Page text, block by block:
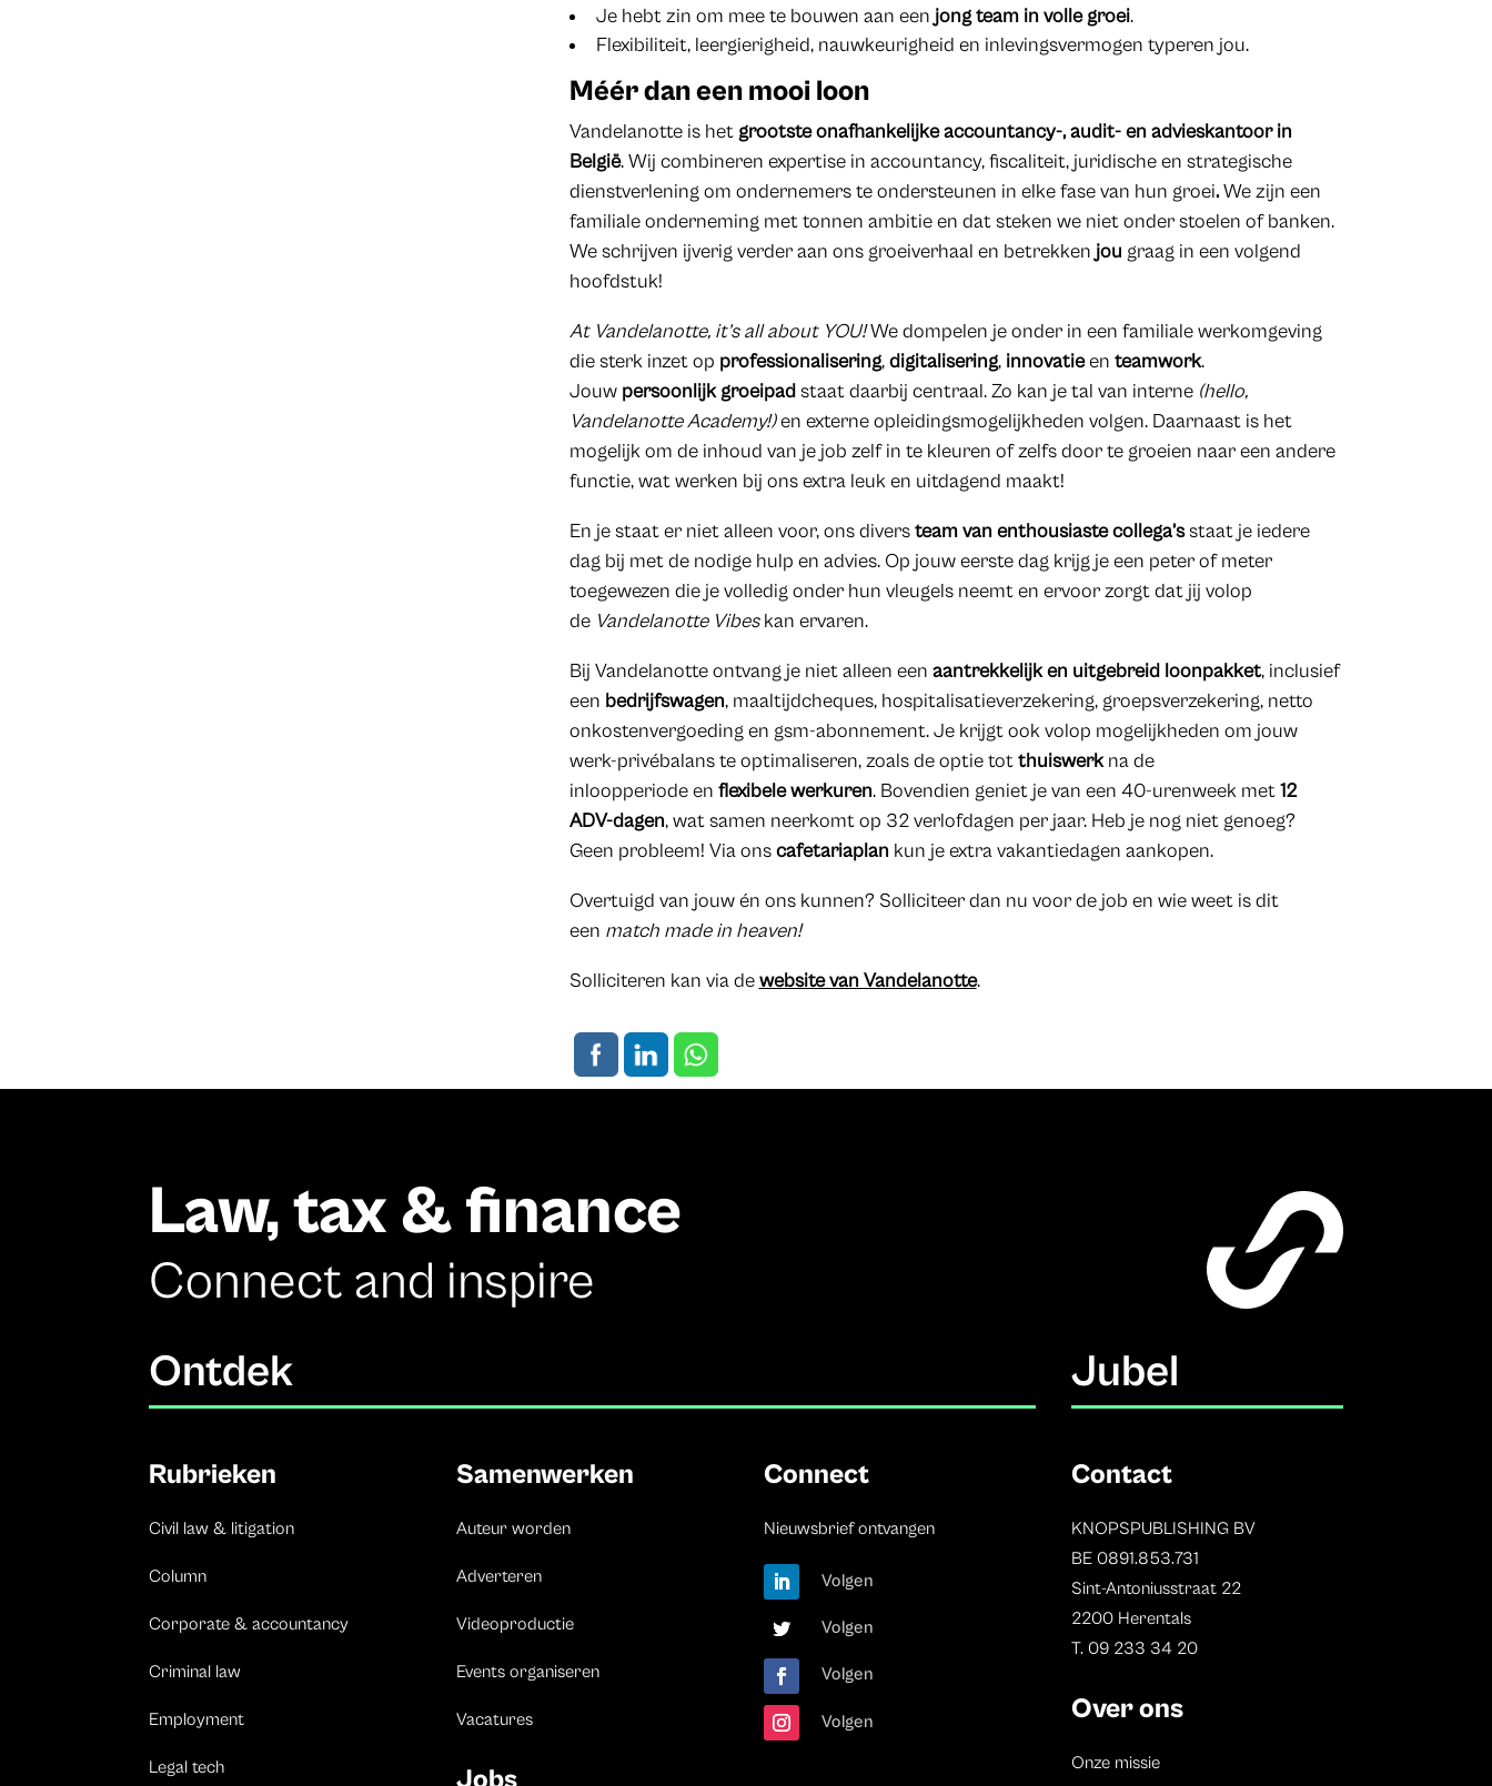
Je hebt zin om mee te bouwen aan een jong team in volle groei.
Flexibiliteit, leergierigheid, nauwkeurigheid en inlevingsvermogen typeren jou.
Méér dan een mooi loon
Vandelanotte is het grootste onafhankelijke accountancy-, audit- en advieskantoor in
België. Wij combineren expertise in accountancy, fiscaliteit, juridische en strategische
dienstverlening om ondernemers te ondersteunen in elke fase van hun groei.We zijn een
familiale onderneming met tonnen ambitie en dat steken we niet onder stoelen of banken.
We schrijven ijverig verder aan ons groeiverhaal en betrekken jou graag in een volgend
hoofdstuk!
At Vandelanotte, it’s all about YOU!We dompelen je onder in een familiale werkomgeving
die sterk inzet op professionalisering,digitalisering, innovatieen teamwork.
Jouw persoonlijk groeipad staat daarbij centraal. Zo kan je tal van interne (hello,
Vandelanotte Academy!)en externe opleidingsmogelijkheden volgen. Daarnaast is het
mogelijk om de inhoud van je job zelf in te kleuren of zelfs door te groeien naar een andere
functie, wat werken bij ons extra leuk en uitdagend maakt!
En je staat er niet alleen voor, ons diversteam van enthousiaste collega’sstaat je iedere
dag bij met de nodige hulp en advies. Op jouw eerste dag krijg je een peter of meter
toegewezen die je volledig onder hun vleugels neemt en ervoor zorgt dat jij volop
de Vandelanotte Vibeskan ervaren.
Bij Vandelanotte ontvang je niet alleen een aantrekkelijk en uitgebreid loonpakket, inclusief
een bedrijfswagen, maaltijdcheques, hospitalisatieverzekering, groepsverzekering, netto
onkostenvergoeding en gsm-abonnement. Je krijgt ook volop mogelijkheden om jouw
werk-privébalans te optimaliseren, zoals de optie totthuiswerkna de
inloopperiode en flexibele werkuren. Bovendien geniet je van een 40-urenweek met12
ADV-dagen, wat samen neerkomt op 32 verlofdagen per jaar. Heb je nog niet genoeg?
Geen probleem! Via onscafetariaplan kun je extra vakantiedagen aankopen.
Overtuigd van jouw én ons kunnen? Solliciteer dan nu voor de job en wie weet is dit
een match made in heaven!
Solliciteren kan via dewebsite van Vandelanotte.
Law, tax & finance
Connect and inspire
Ontdek Jubel
Rubrieken
Civil law & litigation
Column
Corporate & accountancy
Criminal law
Employment
Legal tech
Samenwerken
Auteur worden
Adverteren
Videoproductie
Events organiseren
Vacatures
Connect
Nieuwsbrief ontvangen
Volgen
Volgen
Volgen
Volgen
Contact
KNOPSPUBLISHING BV
BE 0891.853.731
Sint-Antoniusstraat 22
2200 Herentals
T. 09 233 34 20
Over ons
Onze missie